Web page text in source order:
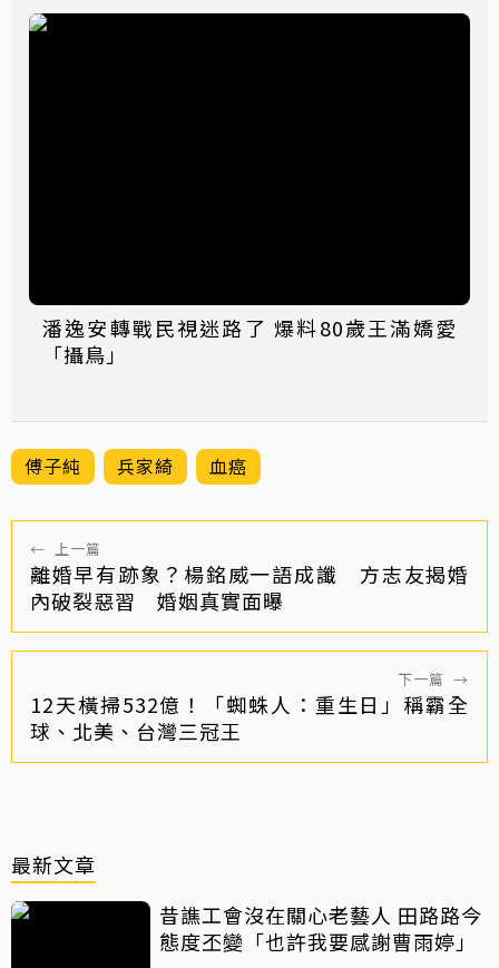
潘逸安轉戰民視迷路了 爆料80歲王滿嬌愛
「攝鳥」
傅子純 兵家綺 血癌
← 上一篇
離婚早有跡象？楊銘威一語成讖 方志友揭婚
內破裂惡習 婚姻真實面曝
下一篇 →
12天橫掃532億！「蜘蛛人：重生日」稱霸全
球、北美、台灣三冠王
最新文章
昔譙工會沒在關心老藝人 田路路今
態度丕變「也許我要感謝曹雨婷」